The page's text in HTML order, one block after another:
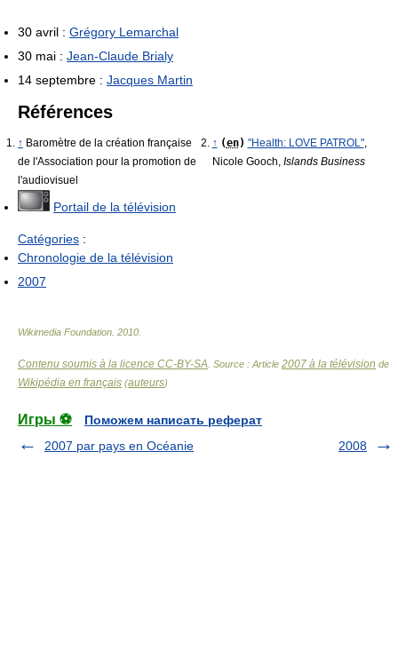
30 avril : Grégory Lemarchal
30 mai : Jean-Claude Brialy
14 septembre : Jacques Martin
Références
↑ Baromètre de la création française
de l'Association pour la promotion de
l'audiovisuel
↑ (en) "Health: LOVE PATROL",
Nicole Gooch, Islands Business
Portail de la télévision
Catégories :
Chronologie de la télévision
2007
Wikimedia Foundation 2010
Contenu soumis à la licence CC-BY-SA . Source : Article 2007 à la télévision de
Wikipédia en français (auteurs)
Игры ⚽
Поможем написать реферат
2007 par pays en Océanie
2008